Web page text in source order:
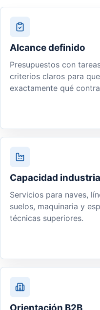
Alcance definido
Presupuestos con
criterios claros para
exactamente qué
Capacidad
Servicios para naves,
suelos, maquinaria y
técnicas superiores.